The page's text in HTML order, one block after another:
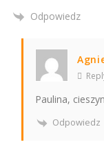
Odpowiedz
Paulina,
Odpowiedz